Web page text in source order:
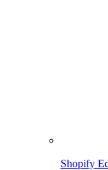
Shopify